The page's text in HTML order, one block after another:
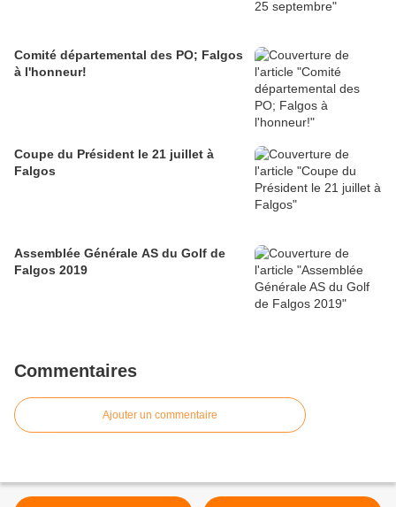
Comité départemental des PO; Falgos
à l'honneur!
Coupe du Président le 21 juillet à
Falgos
Assemblée Générale AS du Golf de
Falgos 2019
Commentaires
Ajouter un commentaire